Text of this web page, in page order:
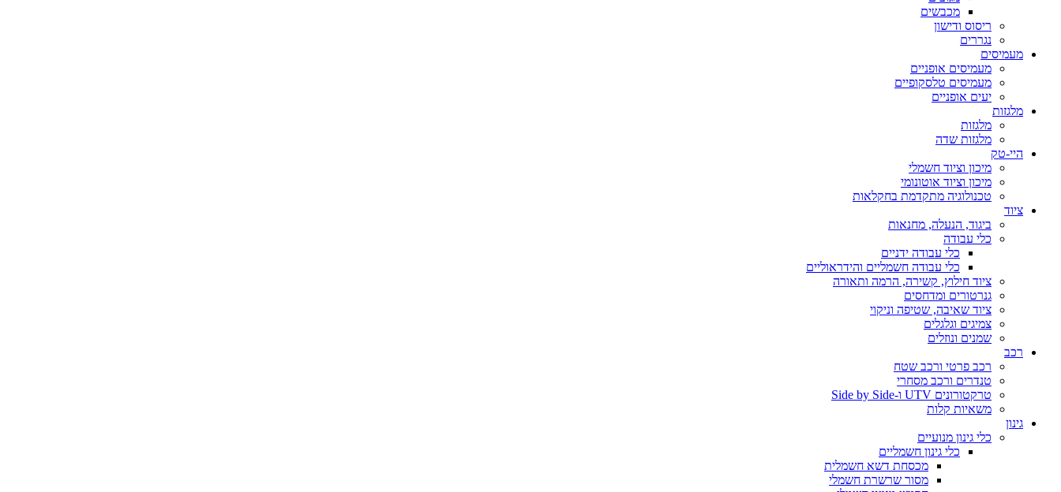
מכבשים
ריסוס ודישון
נגררים
מעמיסים
מעמיסים אופניים
מעמיסים טלסקופיים
יעים אופניים
מלגזות
מלגזות
מלגזות שדה
היי-טק
מיכון וציוד חשמלי
מיכון וציוד אוטונומי
טכנולוגיה מתקדמת בחקלאות
ציוד
ביגוד, הנעלה, מחנאות
כלי עבודה
כלי עבודה ידניים
כלי עבודה חשמליים והידראוליים
ציוד חילוץ, קשירה, הרמה ותאורה
גנרטורים ומדחסים
ציוד שאיבה, שטיפה וניקוי
צמיגים וגלגלים
שמנים ונוזלים
רכב
רכב פרטי ורכב שטח
טנדרים ורכב מסחרי
טרקטורונים UTV ו-Side by Side
משאיות קלות
גינון
כלי גינון מנועיים
כלי גינון חשמליים
מכסחת דשא חשמלית
מסור שרשרת חשמלי